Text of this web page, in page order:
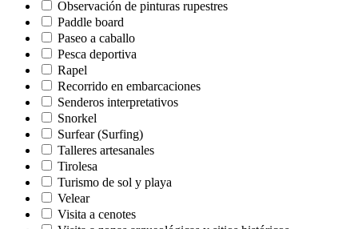
Observación de pinturas rupestres
Paddle board
Paseo a caballo
Pesca deportiva
Rapel
Recorrido en embarcaciones
Senderos interpretativos
Snorkel
Surfear (Surfing)
Talleres artesanales
Tirolesa
Turismo de sol y playa
Velear
Visita a cenotes